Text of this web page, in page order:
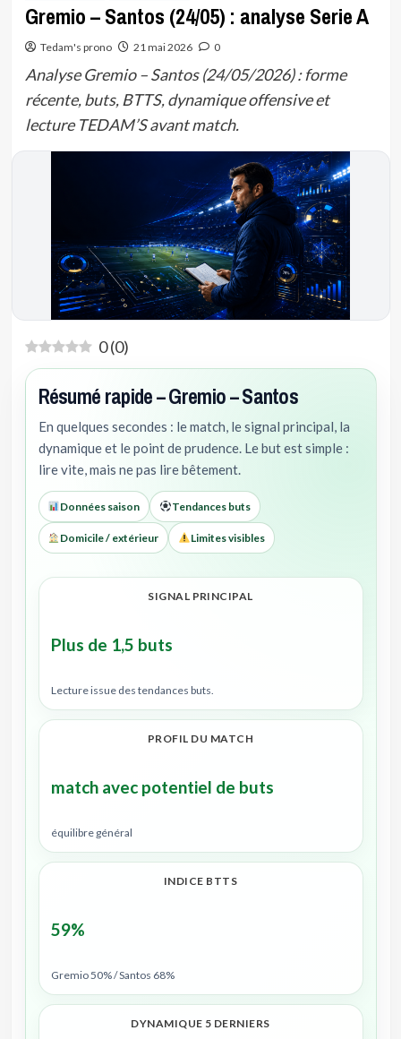
Gremio – Santos (24/05) : analyse Serie A
Tedam's prono 21 mai 2026 0
Analyse Gremio – Santos (24/05/2026) : forme
récente, buts, BTTS, dynamique offensive et
lecture TEDAM’S avant match.
0(0)
Résumé rapide – Gremio – Santos
En quelques secondes : le match, le signal principal, la
dynamique et le point de prudence. Le but est simple :
lire vite, mais ne pas lire bêtement.
Données saison Tendances buts
Domicile / extérieur Limites visibles
SIGNAL PRINCIPAL
Plus de 1,5 buts
Lecture issue des tendances buts.
PROFIL DU MATCH
match avec potentiel de buts
équilibre général
INDICE BTTS
59%
Gremio 50% / Santos 68%
DYNAMIQUE 5 DERNIERS